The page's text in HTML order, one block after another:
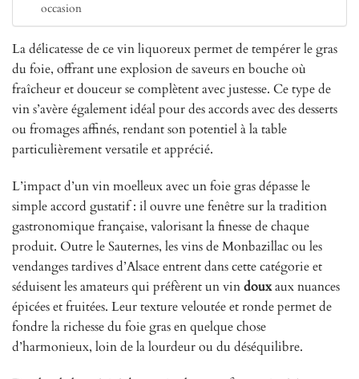
occasion
La délicatesse de ce vin liquoreux permet de tempérer le gras
du foie, offrant une explosion de saveurs en bouche où
fraîcheur et douceur se complètent avec justesse. Ce type de
vin s’avère également idéal pour des accords avec des desserts
ou fromages affinés, rendant son potentiel à la table
particulièrement versatile et apprécié.
L’impact d’un vin moelleux avec un foie gras dépasse le
simple accord gustatif : il ouvre une fenêtre sur la tradition
gastronomique française, valorisant la finesse de chaque
produit. Outre le Sauternes, les vins de Monbazillac ou les
vendanges tardives d’Alsace entrent dans cette catégorie et
séduisent les amateurs qui préfèrent un vindouxaux nuances
épicées et fruitées. Leur texture veloutée et ronde permet de
fondre la richesse du foie gras en quelque chose
d’harmonieux, loin de la lourdeur ou du déséquilibre.